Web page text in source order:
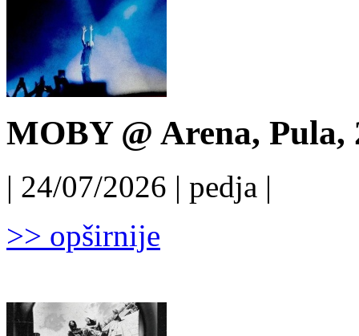
MOBY @ Arena, Pula,
| 24/07/2026 | pedja |
>> opširnije